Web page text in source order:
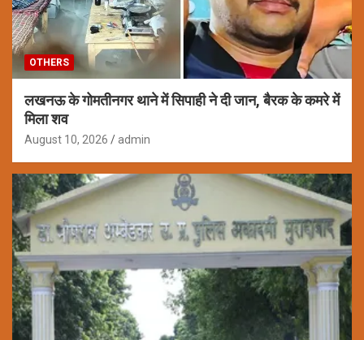
OTHERS
लखनऊ के गोमतीनगर थाने में सिपाही ने दी जान, बैरक के कमरे में
मिला शव
August 10, 2026 admin